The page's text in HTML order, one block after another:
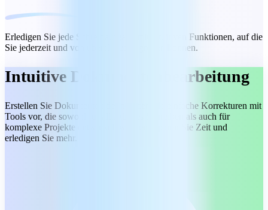
Erledigen Sie jede Schreibaufgabe mit intuitiven Funktionen, auf die
Sie jederzeit und von überall aus zugreifen können.
Intuitive Dokumentenbearbeitung
Erstellen Sie Dokumente oder nehmen Sie einfache Korrekturen mit
Tools vor, die sowohl für alltägliches Schreiben als auch für
komplexe Projekte entwickelt wurden. Sparen Sie Zeit und
erledigen Sie mehr.